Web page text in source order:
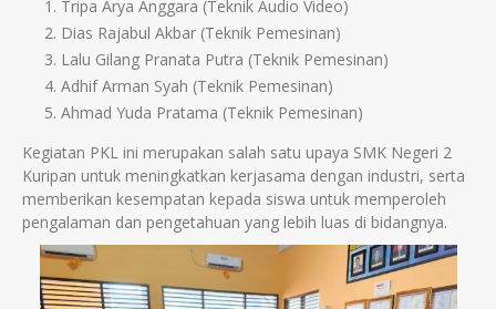
Tripa Arya Anggara (Teknik Audio Video)
Dias Rajabul Akbar (Teknik Pemesinan)
Lalu Gilang Pranata Putra (Teknik Pemesinan)
Adhif Arman Syah (Teknik Pemesinan)
Ahmad Yuda Pratama (Teknik Pemesinan)
Kegiatan PKL ini merupakan salah satu upaya SMK Negeri 2
Kuripan untuk meningkatkan kerjasama dengan industri, serta
memberikan kesempatan kepada siswa untuk memperoleh
pengalaman dan pengetahuan yang lebih luas di bidangnya.